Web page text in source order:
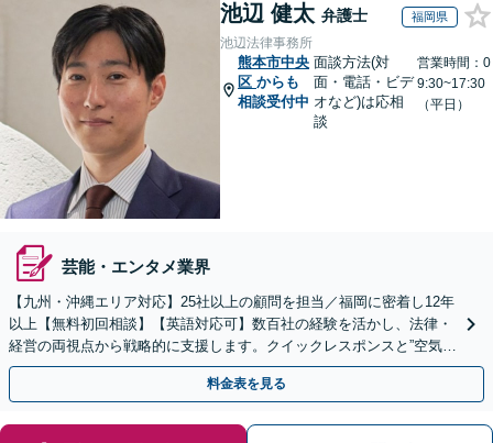
池辺 健太 弁護士 福岡県
池辺法律事務所
熊本市中央
区 からも
相談受付中
面談方法(対
面・電話・ビデ
オなど)は応相
談
営業時間：0
9:30~17:30
（平日）
芸能・エンタメ業界
【九州・沖縄エリア対応】25社以上の顧問を担当／福岡に密着し12年
以上【無料初回相談】【英語対応可】数百社の経験を活かし、法律・
経営の両視点から戦略的に支援します。クイックレスポンスと”空気を
読む”法務に注力。コンプライアンス講師の実績多数
料金表を見る